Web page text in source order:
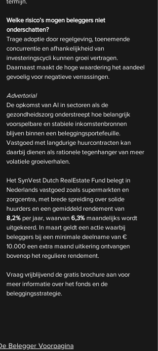
Welke risico’s mogen beleggers niet
onderschatten?
Trage adoptie door regelgeving, toenemende
concurrentie en afhankelijkheid van
investeringscycli kunnen groei vertragen.
Daarnaast maakt de hoge waardering het aandeel
gevoelig voor negatieve verrassingen.
Advertorial
De opkomst van AI in sectoren als de
gezondheidszorg onderstreept hoe belangrijk
voorspelbare en stabiele inkomstenbronnen
blijven binnen een beleggingsportefeuille.
Vastgoed met langdurige huurcontracten kan
daarbij dienen als rationele tegenhanger van meer
volatiele groeiverhalen.
Het SynVest Dutch RealEstate Fund belegt in
Nederlands vastgoed zoals supermarkten en
zorgcentra, met brede spreiding over solide
huurders en een gemiddeld rendement van
8,2% per jaar, waarvan 6,3% maandelijks wordt
uitgekeerd. In maart geldt een actie waarbij
beleggers bij een minimale deelname van €
10.000 een extra maand uitkering ontvangen
bovenop het reguliere rendement.
Vraag vrijblijvend de gratis brochure aan voor
meer informatie over het fonds en de
beleggingsstrategie.
Belegger Voorpagina